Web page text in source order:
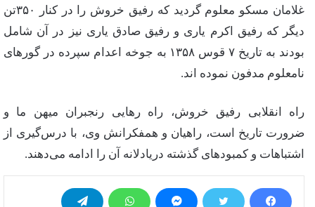
غلامان مسکو معلوم گردید که رفیق خروش را در کنار ۳۵۰تن
دیگر که رفیق اکرم یاری و رفیق صادق یاری نیز در آن شامل
بودند به تاریخ ۷ قوس ۱۳۵۸ به جوخه اعدام سپرده در گورهای
نامعلوم مدفون نموده اند.
راه انقلابی رفیق خروش، راه رهایی رنجبران میهن ما و
ضرورت تاریخ است، راهیان و همفکرانش وی، با درس‌گیری از
اشتباهات و کمبودهای گذشته دریادلانه آن را ادامه می‌دهند.